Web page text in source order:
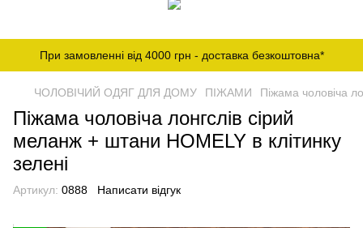
При замовленні від 4000 грн - доставка безкоштовна*
ЧОЛОВІЧИЙ ОДЯГ ДЛЯ ДОМУ ПІЖАМИ Піжама чоловіча
Піжама чоловіча лонгслів сірий
меланж + штани HOMELY в клітинку
зелені
Артикул: 0888 Написати відгук